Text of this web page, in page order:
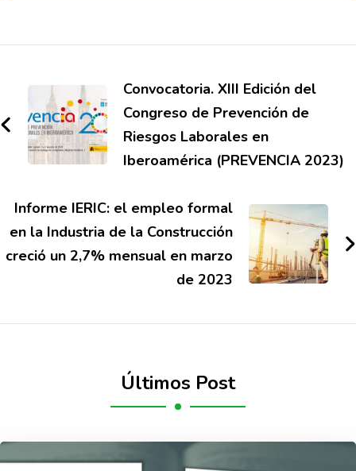
Convocatoria. XIII Edición del
Congreso de Prevención de
Riesgos Laborales en
Iberoamérica (PREVENCIA 2023)
Informe IERIC: el empleo formal
en la Industria de la Construcción
creció un 2,7% mensual en marzo
de 2023
Últimos Post